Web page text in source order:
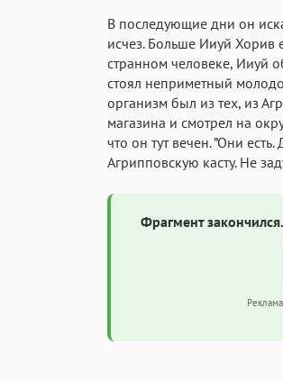
В последующие дни он
исчез. Больше Ииуй Хорив
странном человеке, Ииуй
стоял неприметный
организм был из тех, из
магазина и смотрел на
что он тут вечен. ”Они
Агрипповскую касту. Не
Фрагмент